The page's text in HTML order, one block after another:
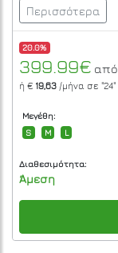
Περισσότερα
20.0%
399.99€ από
ή € 19,63 /μήνα σε "24"
Μεγέθη:
S
M L
Διαθεσιμότητα:
Άμεση